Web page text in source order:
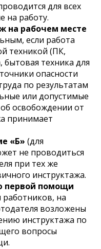
для всех
на работу.
на рабочем месте
если работа
техникой (ПК,
бытовая техника для
опасности
по результатам
или допустимые
освобождении от
принимает
«Б» (для
не проводиться
при тех же
инструктажа.
первой помощи
работников, на
возложены
инструктажа по
вопросы